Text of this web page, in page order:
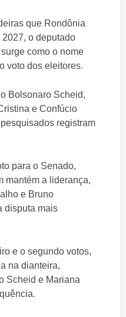
que Rondônia
o deputado
como o nome
voto dos eleitores.
Bolsonaro Scheid,
e Confúcio
registram
para o Senado,
mantém a liderança,
e Bruno
disputa mais
e o segundo votos,
na dianteira,
Scheid e Mariana